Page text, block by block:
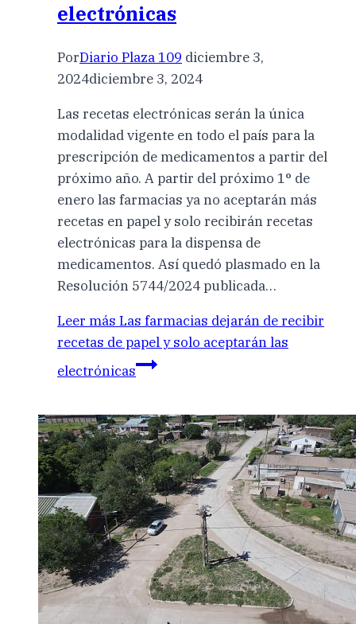
electrónicas
PorDiario Plaza 109 diciembre 3,
2024diciembre 3, 2024
Las recetas electrónicas serán la única
modalidad vigente en todo el país para la
prescripción de medicamentos a partir del
próximo año. A partir del próximo 1° de
enero las farmacias ya no aceptarán más
recetas en papel y solo recibirán recetas
electrónicas para la dispensa de
medicamentos. Así quedó plasmado en la
Resolución 5744/2024 publicada…
Leer más Las farmacias dejarán de recibir
recetas de papel y solo aceptarán las
electrónicas